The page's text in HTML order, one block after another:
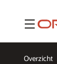
Menu
Overzicht